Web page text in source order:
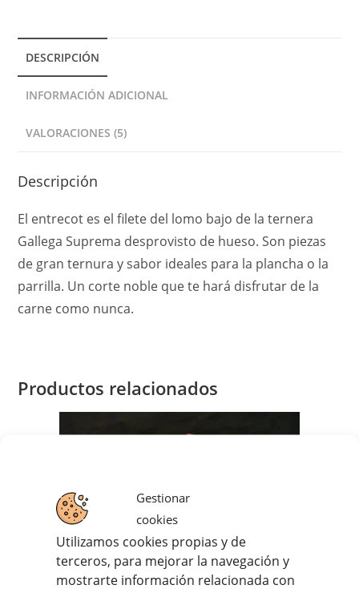
Gestionar
cookies
Utilizamos cookies propias y de
terceros, para mejorar la navegación y
mostrarte información relacionada con
e
:
DESCRIPCIÓN
INFORMACIÓN ADICIONAL
VALORACIONES (5)
Descripción
El entrecot es el filete del lomo bajo de la ternera
Gallega Suprema desprovisto de hueso. Son piezas
de gran ternura y sabor ideales para la plancha o la
parrilla. Un corte noble que te hará disfrutar de la
carne como nunca.
Productos relacionados